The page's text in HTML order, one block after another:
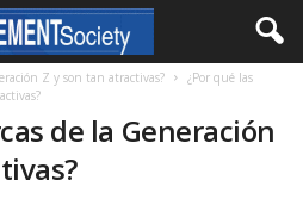
Z y son tan atractivas?
¿Por qué las
de la Generación